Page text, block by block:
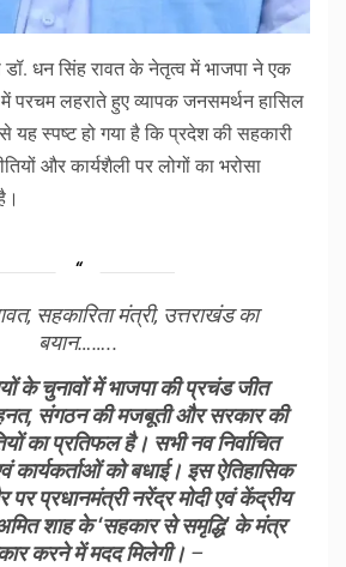
धन सिंह रावत के नेतृत्व में भाजपा ने एक
में परचम लहराते हुए व्यापक जनसमर्थन हासिल
यह स्पष्ट हो गया है कि प्रदेश की सहकारी
और कार्यशैली पर लोगों का भरोसा
सहकारिता मंत्री, उत्तराखंड का
बयान……..
के चुनावों में भाजपा की प्रचंड जीत
संगठन की मजबूती और सरकार की
का प्रतिफल है। सभी नव निर्वाचित
कार्यकर्ताओं को बधाई। इस ऐतिहासिक
पर प्रधानमंत्री नरेंद्र मोदी एवं केंद्रीय
शाह के ‘सहकार से समृद्धि’ के मंत्र
करने में मदद मिलेगी।–